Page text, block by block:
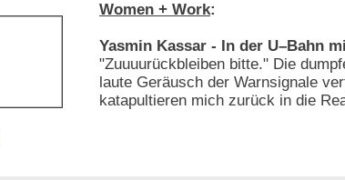
Women + Work:
Yasmin Kassar - In der U–Bahn
"Zuuuurückbleiben bitte." Die
laute Geräusch der Warnsignale
katapultieren mich zurück in die